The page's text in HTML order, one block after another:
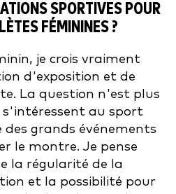
SPORTIVES POUR
FÉMININES ?
je crois vraiment
d'exposition et de
La question n'est plus
s'intéressent au sport
grands événements
le montre. Je pense
la régularité de la
et la possibilité pour